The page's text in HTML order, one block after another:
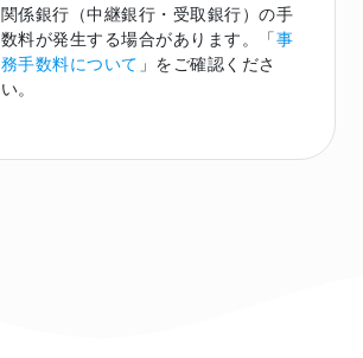
関係銀行（中継銀行・受取銀行）の手
数料が発生する場合があります。「事
務手数料について」をご確認くださ
い。